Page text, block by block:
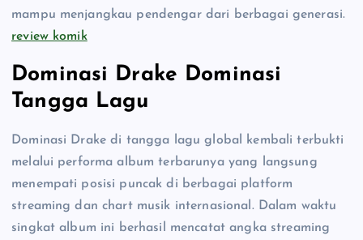
mampu menjangkau pendengar dari berbagai generasi.
review komik
Dominasi Drake Dominasi
Tangga Lagu
Dominasi Drake di tangga lagu global kembali terbukti
melalui performa album terbarunya yang langsung
menempati posisi puncak di berbagai platform
streaming dan chart musik internasional. Dalam waktu
singkat album ini berhasil mencatat angka streaming